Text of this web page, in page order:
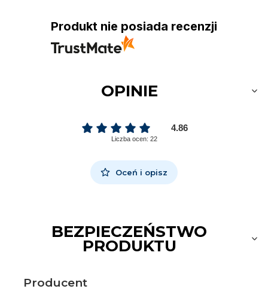
Produkt nie posiada recenzji
OPINIE
4.86
Liczba ocen: 22
Oceń i opisz
BEZPIECZEŃSTWO
PRODUKTU
Producent